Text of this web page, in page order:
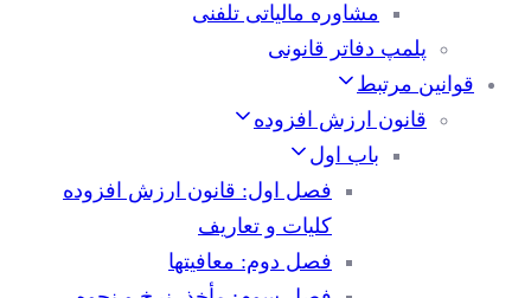
مشاوره مالیاتی تلفنی
پلمپ دفاتر قانونی
قوانین مرتبط
قانون ارزش افزوده
باب اول
فصل اول: قانون ارزش افزوده
کلیات و تعاریف
فصل دوم: معافیتها